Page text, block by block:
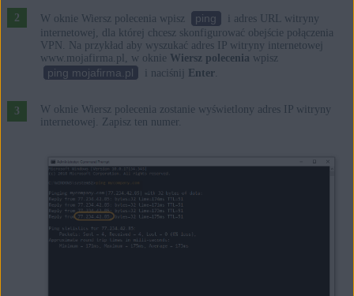
W oknie Wiersz polecenia wpisz ping
i adres URL witryny
internetowej, dla której chcesz skonfigurować obejście połączenia
VPN. Na przykład aby wyszukać adres IP witryny internetowej
www.mojafirma.pl, w oknie Wiersz polecenia wpisz
ping mojafirma.pl i naciśnij Enter.
W oknie Wiersz polecenia zostanie wyświetlony adres IP witryny
internetowej. Zapisz ten numer.